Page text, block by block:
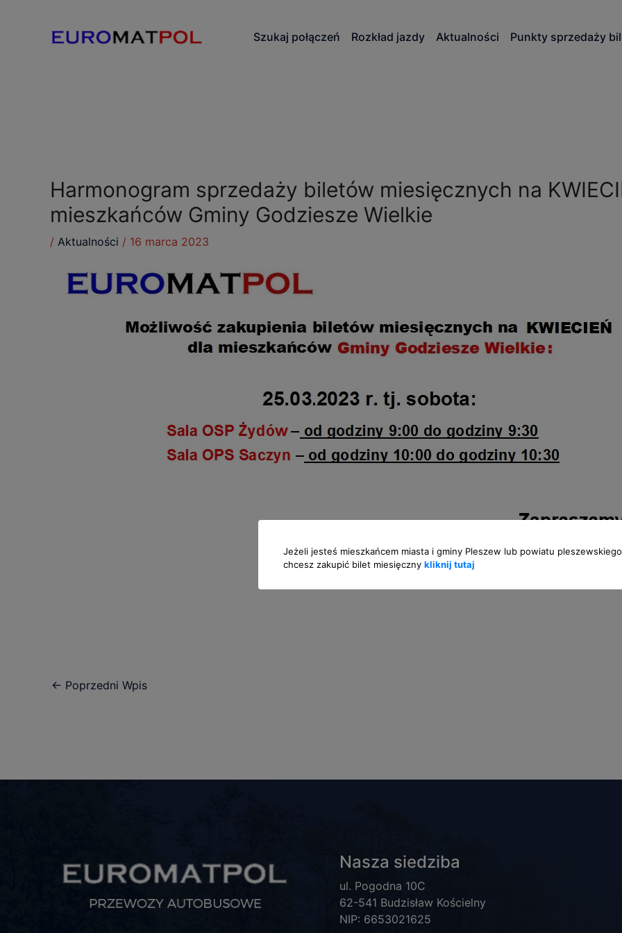
Szukaj połączeń Rozkład jazdy Aktualności Punkty sprzedaży
Harmonogram sprzedaży biletów miesięcznych na
mieszkańców Gminy Godziesze Wielkie
/ Aktualności / 16 marca 2023
← Poprzedni Wpis
Nasza siedziba
ul. Pogodna 10C
62-541 Budzisław Kościelny
NIP: 6653021625
Jeżeli jesteś mieszkańcem miasta i gminy Pleszew lub powiatu
chcesz zakupić bilet miesięczny kliknij tutaj